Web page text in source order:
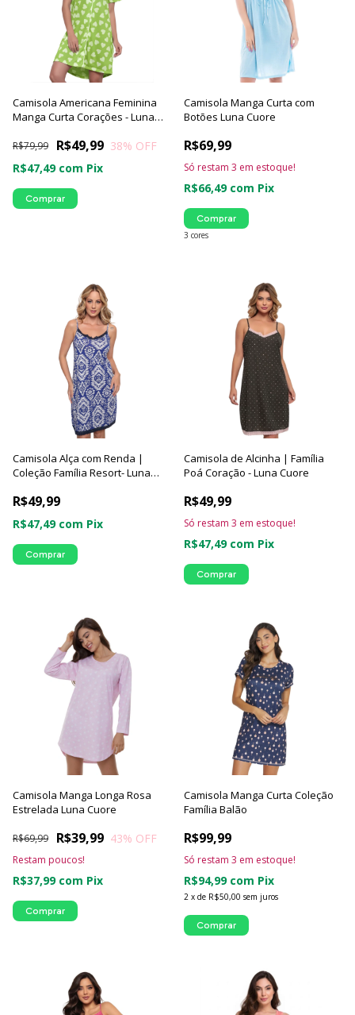
Camisola Americana Feminina
Manga Curta Corações - Luna
R$49,99
R$79,99 38% OFF
R$47,49 com Pix
Comprar
Camisola Manga Curta com
Botões Luna Cuore
R$69,99
R$66,49 com Pix
Só restam 3 em estoque!
3 cores
Comprar
Camisola Alça com Renda |
Coleção Família Resort- Luna
R$49,99
R$47,49 com Pix
Comprar
Camisola de Alcinha | Família
Poá Coração - Luna Cuore
R$49,99
R$47,49 com Pix
Só restam 3 em estoque!
Comprar
Camisola Manga Longa Rosa
Estrelada Luna Cuore
R$39,99
R$69,99 43% OFF
R$37,99 com Pix
Restam poucos!
Comprar
Camisola Manga Curta Coleção
Família Balão
R$99,99
2 x de R$50,00 sem juros
R$94,99 com Pix
Só restam 3 em estoque!
Comprar